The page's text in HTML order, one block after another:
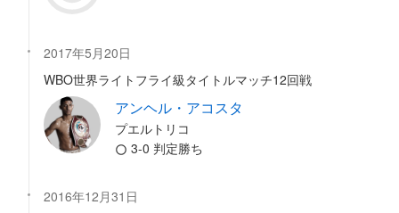
2017年5月20日
WBO世界ライトフライ級タイトルマッチ12回戦
アンヘル・アコスタ
プエルトリコ
3-0 判定勝ち
2016年12月31日